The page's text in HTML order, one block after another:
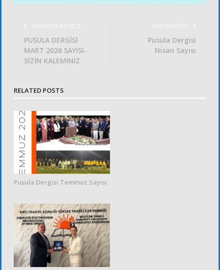
PREVIOUS ARTICLE
PUSULA DERGİSİ
MART 2026 SAYISI-
SİZİN KALEMİNİZ
NEXT ARTICLE
Pusula Dergisi
Nisan Sayısı
RELATED POSTS
Pusula Dergisi Temmuz Sayısı